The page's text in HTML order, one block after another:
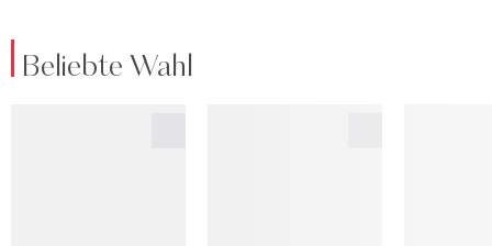
Beliebte Wahl